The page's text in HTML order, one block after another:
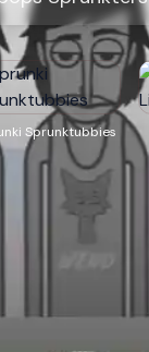
Sprunktubbies